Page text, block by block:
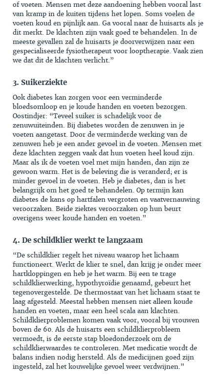
of voeten. Mensen met deze aandoening hebben vooral last
van kramp in de kuiten tijdens het lopen. Soms voelen de
voeten koud en pijnlijk aan. Ga vooral naar de huisarts als je
dit merkt. De klachten zijn vaak goed te behandelen. In de
meeste gevallen zal de huisarts je doorverwijzen naar een
gespecialiseerde fysiotherapeut voor looptherapie. Vaak zien
we dat dit de klachten verlicht.”
3. Suikerziekte
Ookdiabetes kan zorgen voor een verminderde
bloedsomloop en je koude handen en voeten bezorgen.
Oostindjer: “Teveel suiker is schadelijk voor de
zenuwuiteinden. Bij diabetes worden de zenuwen in je
voeten aangetast. Door de verminderde werking van de
zenuwen heb je een ander gevoel in de voeten. Mensen met
deze klachten zeggen vaak dat hun voeten heel koud zijn.
Maar als ik de voeten voel met mijn handen, dan zijn ze
gewoon warm. Het is de beleving die is veranderd; er is
minder gevoel in de voeten. Heb je diabetes, dan is het
belangrijk om het goed te behandelen. Op termijn kan
diabetes de kans op hartfalen vergroten en vaatvernauwing
veroorzaken. Beide ziektes veroorzaken op hun beurt
overigens weer koude handen en voeten.”
4. De schildklier werkt te langzaam
“De schildklier regelt het niveau waarop het lichaam
functioneert. Werkt de klier te snel, dan krijg je onder meer
hartkloppingen en heb je het warm. Bij een te trage
schildklierwerking, hypothyroïdie ­genaamd, gebeurt het
tegenovergestelde. De thermostaat van het lichaam staat te
laag afgesteld. Meestal hebben mensen niet alleen koude
handen en voeten, maar een heel scala aan klachten.
Schildklierproblemen komen vaak voor, vooral bij vrouwen
boven de 60. Als de huisarts een schildklierprobleem
vermoedt, is de eerste stap bloedonderzoek om de
schildklierwaardes te controleren. Met medicatie wordt de
balans ­indien nodig hersteld. Als de medi­cijnen goed zijn
ingesteld, zal het kouwelijke gevoel weer verdwijnen.”